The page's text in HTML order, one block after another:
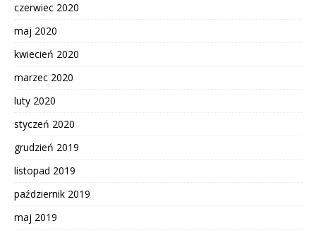
czerwiec 2020
maj 2020
kwiecień 2020
marzec 2020
luty 2020
styczeń 2020
grudzień 2019
listopad 2019
październik 2019
maj 2019